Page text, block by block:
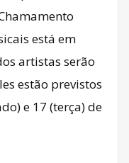
está em
artistas serão
estão previstos
e 17 (terça) de